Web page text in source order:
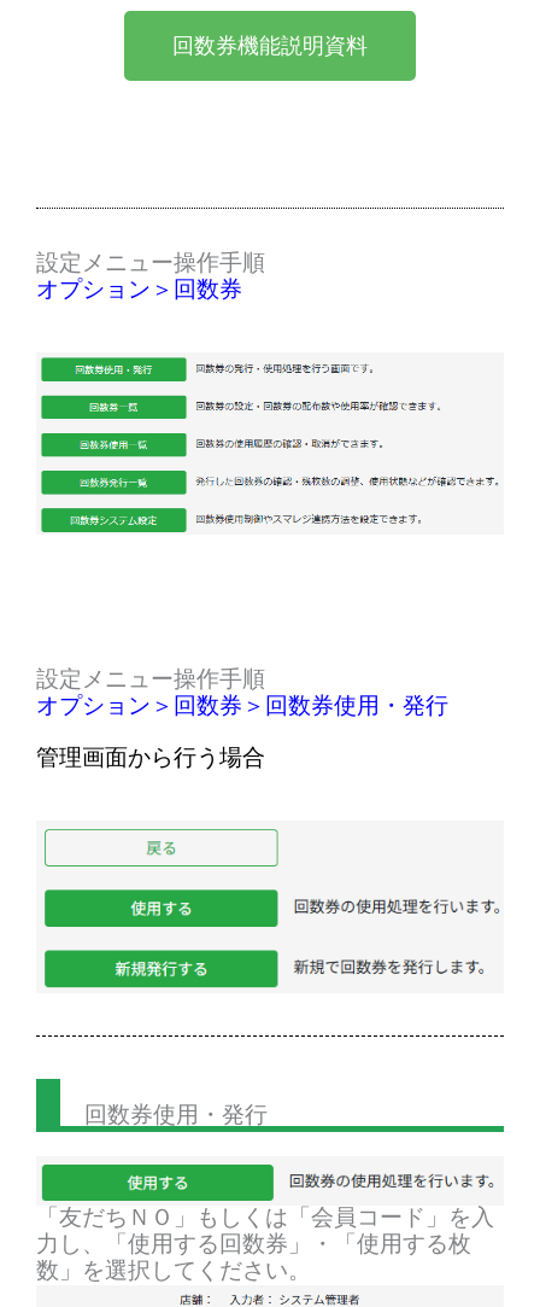
回数券機能説明資料
設定メニュー操作手順
オプション＞回数券
設定メニュー操作手順
オプション＞回数券＞回数券使用・発行
管理画面から行う場合
回数券使用・発行
「友だちＮＯ」もしくは「会員コード」を入
力し、「使用する回数券」・「使用する枚
数」を選択してください。